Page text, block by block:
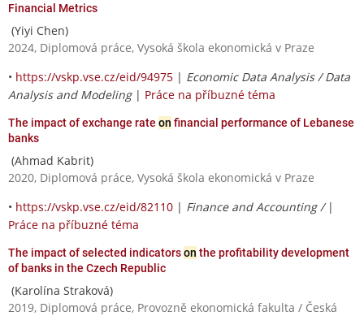
Financial Metrics
(Yiyi Chen)
2024, Diplomová práce, Vysoká škola ekonomická v Praze
• https://vskp.vse.cz/eid/94975 | Economic Data Analysis / Data
Analysis and Modeling| Práce na příbuzné téma
The impact of exchange rate on financial performance of Lebanese
banks
(Ahmad Kabrit)
2020, Diplomová práce, Vysoká škola ekonomická v Praze
• https://vskp.vse.cz/eid/82110 | Finance and Accounting / |
Práce na příbuzné téma
The impact of selected indicatorson the profitability development
of banks in the Czech Republic
(Karolína Straková)
2019, Diplomová práce, Provozně ekonomická fakulta / Česká